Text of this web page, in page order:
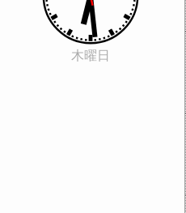
木曜日